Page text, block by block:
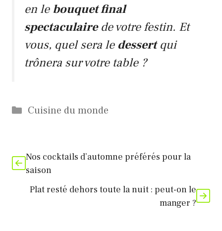
en le bouquet final
spectaculairede votre festin. Et
vous, quel sera le dessertqui
trônera sur votre table ?
Catégories
Cuisine du monde
Nos cocktails d’automne préférés pour la
saison
Plat resté dehors toute la nuit : peut-on le
manger ?